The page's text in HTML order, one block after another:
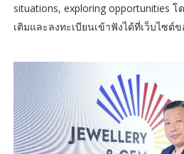
situations, exploring opportunities โ
เติมและลงทะเบียนเข้าฟังได้ที่เว็บไซต์